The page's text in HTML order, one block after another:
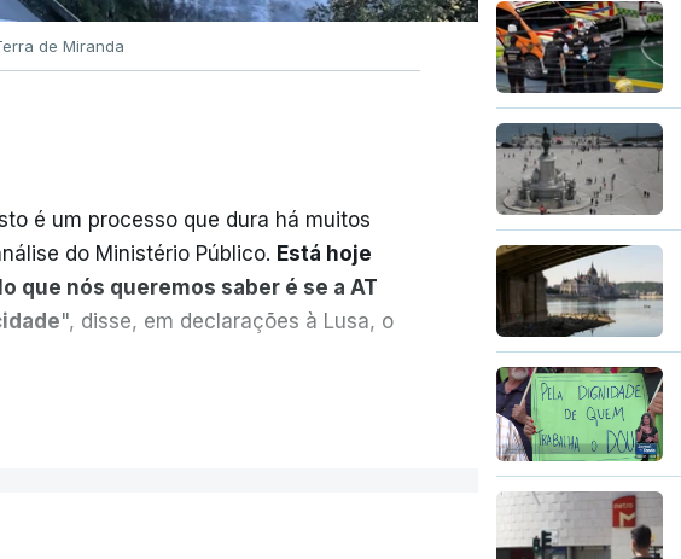
de Miranda
é um processo que dura há muitos
do Ministério Público. Está hoje
que nós queremos saber é se a AT
", disse, em declarações à Lusa, o
sobre o tema.